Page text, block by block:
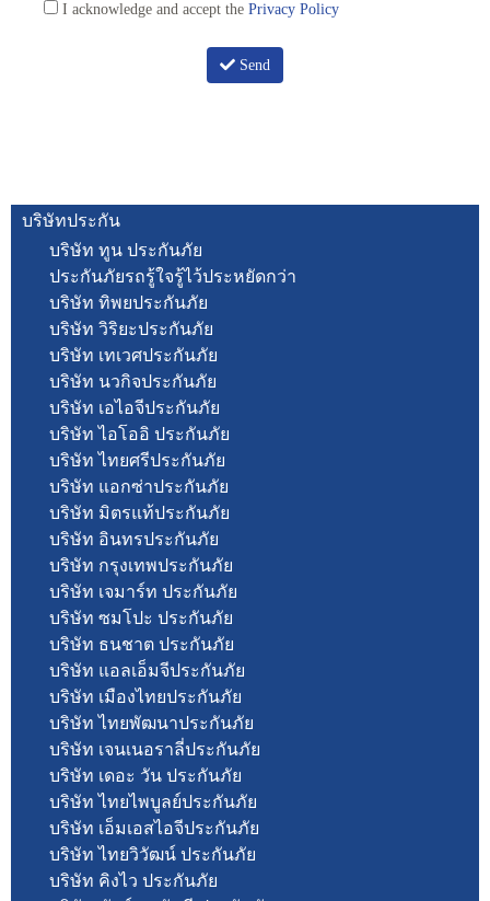
I acknowledge and accept the Privacy Policy
Send
บริษัทประกัน
บริษัท ทูน ประกันภัย
ประกันภัยรถรู้ใจรู้ไว้ประหยัดกว่า
บริษัท ทิพยประกันภัย
บริษัท วิริยะประกันภัย
บริษัท เทเวศประกันภัย
บริษัท นวกิจประกันภัย
บริษัท เอไอจีประกันภัย
บริษัท ไอโออิ ประกันภัย
บริษัท ไทยศรีประกันภัย
บริษัท แอกซ่าประกันภัย
บริษัท มิตรแท้ประกันภัย
บริษัท อินทรประกันภัย
บริษัท กรุงเทพประกันภัย
บริษัท เจมาร์ท ประกันภัย
บริษัท ซมโปะ ประกันภัย
บริษัท ธนชาต ประกันภัย
บริษัท แอลเอ็มจีประกันภัย
บริษัท เมืองไทยประกันภัย
บริษัท ไทยพัฒนาประกันภัย
บริษัท เจนเนอราลี่ประกันภัย
บริษัท เดอะ วัน ประกันภัย
บริษัท ไทยไพบูลย์ประกันภัย
บริษัท เอ็มเอสไอจีประกันภัย
บริษัท ไทยวิวัฒน์ ประกันภัย
บริษัท คิงไว ประกันภัย